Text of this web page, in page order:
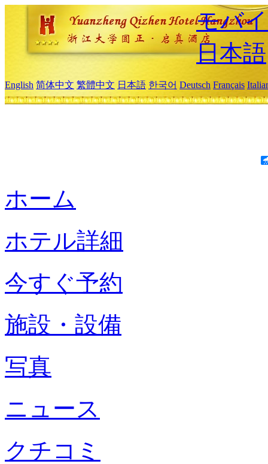
モバ
日本語
English 简体中文 繁體中文 日本語 한국어 Deutsch Français
ホーム
ホテル詳細
今すぐ予約
施設・設備
写真
ニュース
クチコミ